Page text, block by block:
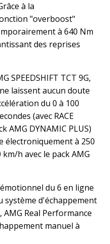
à la
"overboost"
à 640 Nm
des reprises
SPEEDSHIFT TCT 9G,
laissent aucun doute
du 0 à 100
(avec RACE
AMG DYNAMIC PLUS)
électroniquement à 250
h avec le pack AMG
du 6 en ligne
d'échappement
Real Performance
manuel à